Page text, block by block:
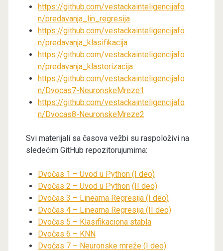
https://github.com/vestackainteligencijafo
n/predavanja_lin_regresija
https://github.com/vestackainteligencijafo
n/predavanja_klasifikacija
https://github.com/vestackainteligencijafo
n/predavanja_klasterizacija
https://github.com/vestackainteligencijafo
n/Dvocas7-NeuronskeMreze1
https://github.com/vestackainteligencijafo
n/Dvocas8-NeuronskeMreze2
Svi materijali sa časova vežbi su raspoloživi na
sledećim GitHub repozitorujumima:
Dvočas 1 – Uvod u Python (I deo)
Dvočas 2 – Uvod u Python (II deo)
Dvočas 3 – Linearna Regresija (I deo)
Dvočas 4 – Linearna Regresija (II deo)
Dvočas 5 – Klasifikaciona stabla
Dvočas 6 – KNN
Dvočas 7 – Neuronske mreže (I deo)